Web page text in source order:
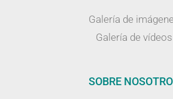
Galería de
Galería de vídeos
SOBRE